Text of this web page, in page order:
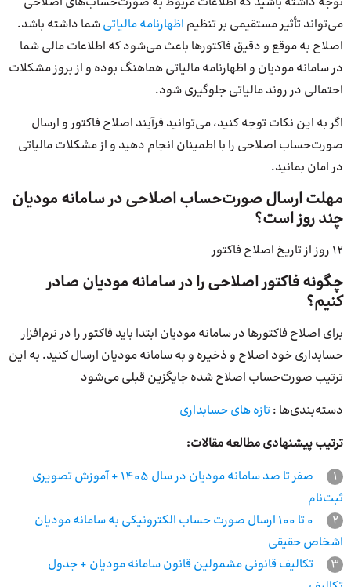
می‌تواند تأثیر مستقیمی بر تنظیم اظهارنامه مالیاتیشما داشته باشد.
اصلاح به موقع و دقیق فاکتورها باعث می‌شود که اطلاعات مالی شما
در سامانه مودیان و اظهارنامه مالیاتی هماهنگ بوده و از بروز مشکلات
احتمالی در روند مالیاتی جلوگیری شود.
اگر به این نکات توجه کنید، می‌توانید فرآیند اصلاح فاکتور و ارسال
صورت‌حساب اصلاحی را با اطمینان انجام دهید و از مشکلات مالیاتی
در امان بمانید.
مهلت ارسال صورت‌حساب اصلاحی در سامانه مودیان
چند روز است؟
12 روز از تاریخ اصلاح فاکتور
چگونه فاکتور اصلاحی را در سامانه مودیان صادر
کنیم؟
برای اصلاح فاکتورها در سامانه مودیان ابتدا باید فاکتور را در نرم‌افزار
حسابداری خود اصلاح و ذخیره و به سامانه مودیان ارسال کنید. به این
ترتیب صورت‌حساب اصلاح شده جایگزین قبلی می‌شود
دسته‌بندی‌ها : تازه های حسابداری
ترتیب پیشنهادی مطالعه مقالات:
1
صفر تا صد سامانه مودیان در سال 1405 + آموزش تصویری
ثبت‌نام
2
0 تا 100 ارسال صورت حساب الکترونیکی به سامانه مودیان
اشخاص حقیقی
3
تکالیف قانونی مشمولین قانون سامانه مودیان + جدول